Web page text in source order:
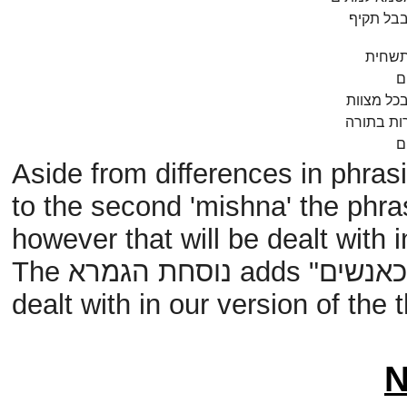
בבל תקיף
מצוות
בתורה
Aside from differences in
to the second 'mishna' the
however that will be dealt
The נוסחת הגמרא adds
כאנשים
dealt with in our version of the